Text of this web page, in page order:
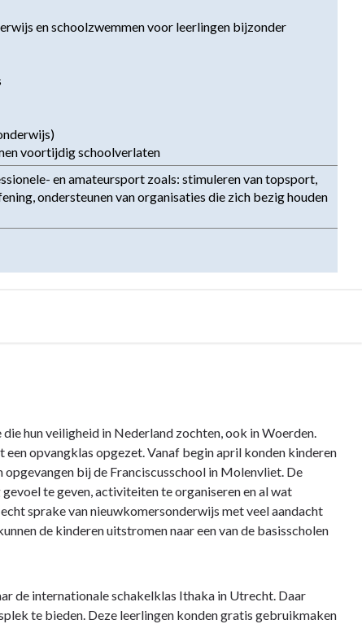
en schoolzwemmen voor leerlingen bijzonder
voortijdig schoolverlaten
en amateursport zoals: stimuleren van topsport,
ondersteunen van organisaties die zich bezig houden
hun veiligheid in Nederland zochten, ook in Woerden.
opvangklas opgezet. Vanaf begin april konden kinderen
bij de Franciscusschool in Molenvliet. De
te geven, activiteiten te organiseren en al wat
sprake van nieuwkomersonderwijs met veel aandacht
de kinderen uitstromen naar een van de basisscholen
de internationale schakelklas Ithaka in Utrecht. Daar
te bieden. Deze leerlingen konden gratis gebruikmaken